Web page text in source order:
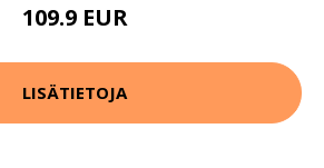
109.9 EUR
LISÄTIETOJA